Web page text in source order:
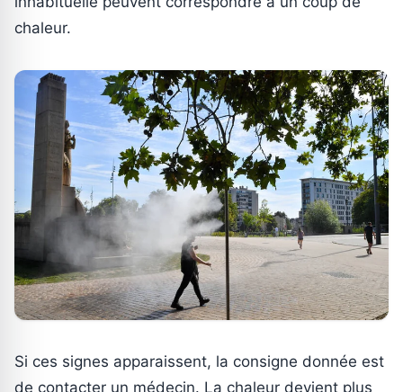
chaleur.
Si ces signes apparaissent, la consigne donnée est
de contacter un médecin. La chaleur devient plus